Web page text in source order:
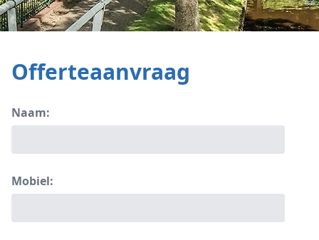
Offerteaanvraag
Naam:
Mobiel: